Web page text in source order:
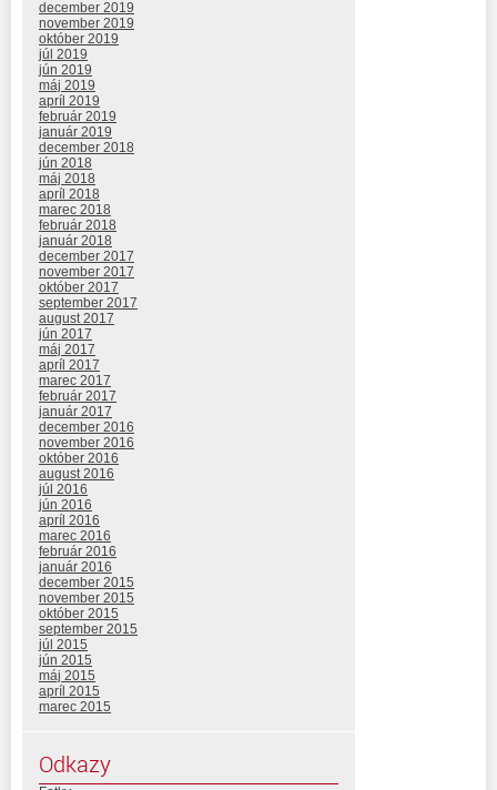
december 2019
november 2019
október 2019
júl 2019
jún 2019
máj 2019
apríl 2019
február 2019
január 2019
december 2018
jún 2018
máj 2018
apríl 2018
marec 2018
február 2018
január 2018
december 2017
november 2017
október 2017
september 2017
august 2017
jún 2017
máj 2017
apríl 2017
marec 2017
február 2017
január 2017
december 2016
november 2016
október 2016
august 2016
júl 2016
jún 2016
apríl 2016
marec 2016
február 2016
január 2016
december 2015
november 2015
október 2015
september 2015
júl 2015
jún 2015
máj 2015
apríl 2015
marec 2015
Odkazy